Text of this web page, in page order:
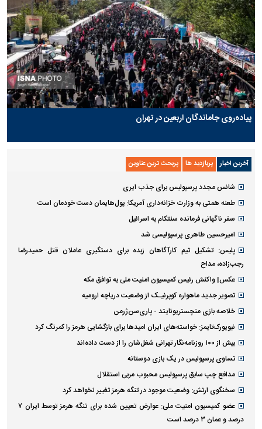
پیاده‌روی جاماندگان اربعین در تهران
آخرین اخبار پربازدید ها پربحث ترین عناوین
شانس مجدد پرسپولیس برای جذب ایری
طعنه همتی به وزارت خزانه‌داری آمریکا: پول‌هایمان دست خودمان است
سفر ناگهانی فرمانده سنتکام به اسرائیل
امیرحسین طاهری پرسپولیسی شد
پلیس: تشکیل تیم کارآگاهان زبده برای دستگیری عاملان قتل حمیدرضا
رجب‌زاده، مداح
عکس| واکنش رئیس کمیسیون امنیت ملی به توافق مکه
تصویر جدید ماهواره کوپرنیـک از وضعیت دریاچه ارومیه
خلاصه بازی منچستریونایتد - پاری‌سن‌ژرمن
نیویورک‌تایمز: خواسته‌های ایران امیدها برای بازگشایی هرمز را کمرنگ کرد
بیش از ۱۰۰ روزنامه‌نگار تهرانی شغل‌شان را از دست داده‌اند
تساوی پرسپولیس در یک بازی دوستانه
مدافع چپ سابق پرسپولیس محبوب مربی استقلال
سخنگوی ارتش: وضعیت موجود در تنگه هرمز تغییر نخواهد کرد
عضو کمیسیون امنیت ملی: عوارض تعیین شده برای تنگه هرمز توسط ایران ۷
درصد و عمان ۳ درصد است